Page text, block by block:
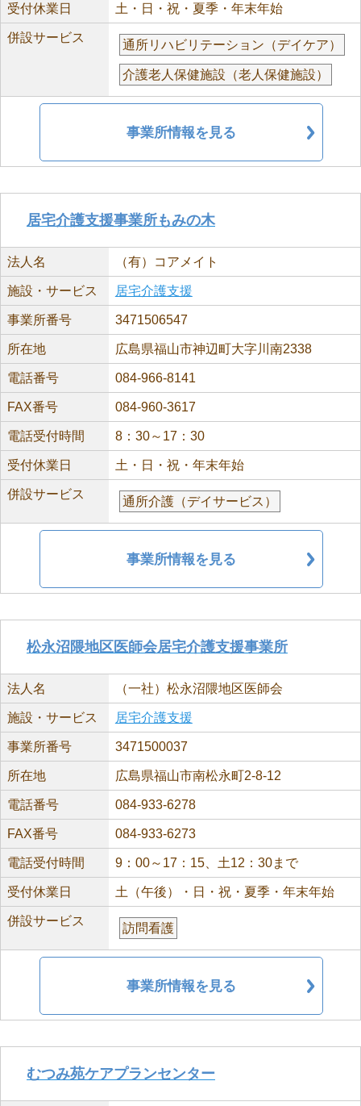
受付休業日 土・日・祝・夏季・年末年始
併設サービス
通所リハビリテーション（デイケア）
介護老人保健施設（老人保健施設）
事業所情報を見る
居宅介護支援事業所もみの木
法人名 （有）コアメイト
施設・サービス 居宅介護支援
事業所番号 3471506547
所在地 広島県福山市神辺町大字川南2338
電話番号 084-966-8141
FAX番号 084-960-3617
電話受付時間 8：30～17：30
受付休業日 土・日・祝・年末年始
併設サービス
通所介護（デイサービス）
事業所情報を見る
松永沼隈地区医師会居宅介護支援事業所
法人名 （一社）松永沼隈地区医師会
施設・サービス 居宅介護支援
事業所番号 3471500037
所在地 広島県福山市南松永町2-8-12
電話番号 084-933-6278
FAX番号 084-933-6273
電話受付時間 9：00～17：15、土12：30まで
受付休業日 土（午後）・日・祝・夏季・年末年始
併設サービス
訪問看護
事業所情報を見る
むつみ苑ケアプランセンター